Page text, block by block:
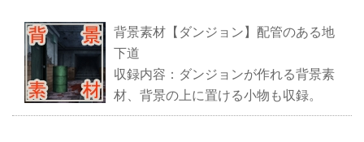
背景素材【ダンジョン】配管のある地
下道
収録内容：ダンジョンが作れる背景素
材、背景の上に置ける小物も収録。